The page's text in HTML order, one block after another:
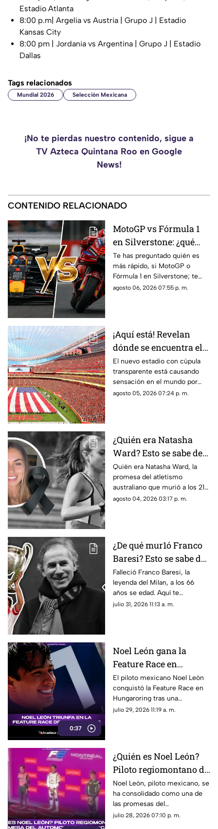
Estadio Atlanta
8:00 p.m| Argelia vs Austria | Grupo J | Estadio
Kansas City
8:00 pm | Jordania vs Argentina | Grupo J | Estadio
Dallas
Tags relacionados
Mundial 2026 Selección Mexicana
¡No te pierdas nuestro contenido, sigue a
TV Azteca Quintana Roo en Google
News!
CONTENIDO RELACIONADO
MotoGP vs Fórmula 1
en Silverstone: ¿qué
categoría es más rápida
y por cuánto?
Te has preguntado quién es
más rápido, si MotoGP o
Fórmula 1 en Silverstone; te
contamos los horarios del GP
agosto 06, 2026 07:55 p. m.
¡Aquí está! Revelan
dónde se encuentra el
estadio con cúpula
transparente
El nuevo estadio con cúpula
transparente está causando
sensación en el mundo por
cómo luce y aquí te contamos
agosto 05, 2026 07:24 p. m.
¿Quién era Natasha
Ward? Esto se sabe de
la mu3rt3 de la joven
promesa del atletismo
a los 21 años
Quién era Natasha Ward, la
promesa del atletismo
australiano que murió a los 21
años. Conoce su trayectoria,
agosto 04, 2026 03:17 p. m.
¿De qué mur1ó Franco
Baresi? Esto se sabe del
fallecimiento de la
leyenda del Milan a los
66 años de edad
Falleció Franco Baresi, la
leyenda del Milan, a los 66
años se edad. Aquí te
compartimos todos los
julio 31, 2026 11:13 a. m.
0:37
Noel León gana la
Feature Race en
Hungaroring y logra un
triunfo histórico rumbo
al campeonato
El piloto mexicano Noel León
conquistó la Feature Race en
Hungaroring tras una
impecable estrategia de pits y
julio 29, 2026 11:19 a. m.
¿Quién es Noel León?
Piloto regiomontano de
21 años y promesa del
automovilismo
mexicano con Campos
Racing
Noel León, piloto mexicano, se
ha consolidado como una de
las promesas del
automovilismo nacional al
julio 28, 2026 07:10 p. m.